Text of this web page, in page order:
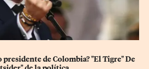
presidente de Colombia? "El Tigre" De